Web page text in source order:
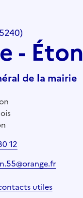
- Éton
de la mairie
12
utiles